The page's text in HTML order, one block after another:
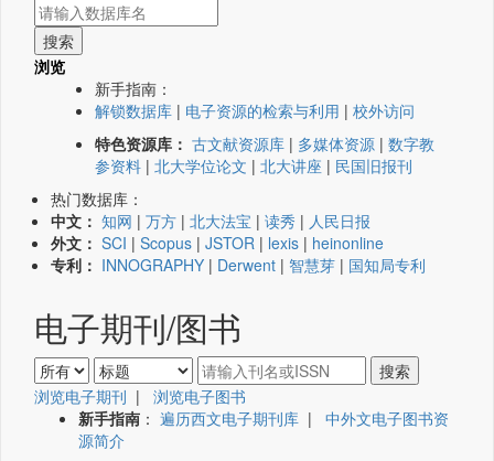
浏览
新手指南：
解锁数据库 | 电子资源的检索与利用 | 校外访问
特色资源库： 古文献资源库 | 多媒体资源 | 数字教
参资料 | 北大学位论文 | 北大讲座 | 民国旧报刊
热门数据库：
中文： 知网 | 万方 | 北大法宝 | 读秀 | 人民日报
外文： SCI | Scopus | JSTOR | lexis | heinonline
专利： INNOGRAPHY | Derwent | 智慧芽 | 国知局专利
电子期刊/图书
浏览电子期刊 | 浏览电子图书
新手指南 ： 遍历西文电子期刊库 | 中外文电子图书资
源简介